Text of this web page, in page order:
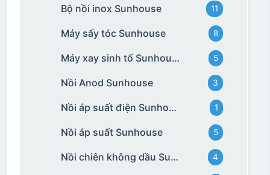
Bộ nồi inox Sunhouse 11
Máy sấy tóc Sunhouse 8
Máy xay sinh tố Sunhouse 5
Nồi Anod Sunhouse 3
Nồi áp suất điện Sunhouse 1
Nồi áp suất Sunhouse 5
Nồi chiên không dầu Sunhouse 4